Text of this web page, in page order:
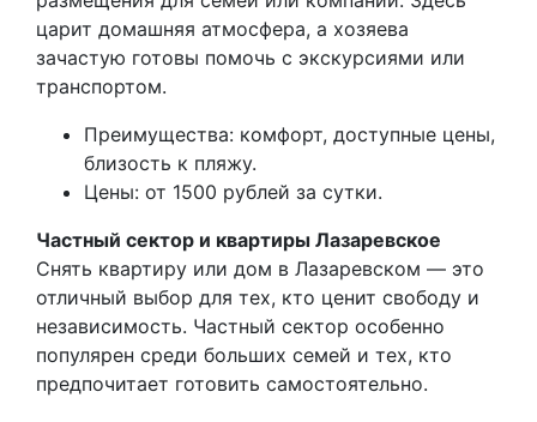
царит домашняя атмосфера, а хозяева
зачастую готовы помочь с экскурсиями или
транспортом.
Преимущества: комфорт, доступные цены,
близость к пляжу.
Цены: от 1500 рублей за сутки.
Частный сектор и квартиры Лазаревское
Снять квартиру или дом в Лазаревском — это
отличный выбор для тех, кто ценит свободу и
независимость. Частный сектор особенно
популярен среди больших семей и тех, кто
предпочитает готовить самостоятельно.